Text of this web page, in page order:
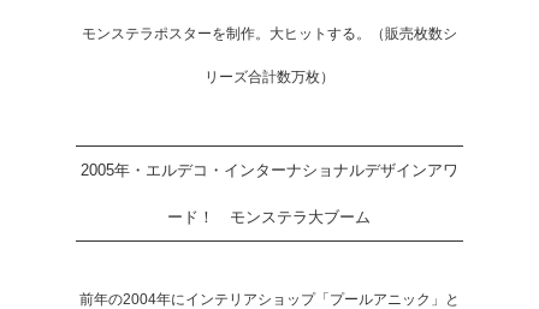
モンステラポスターを制作。大ヒットする。（販売枚数シ
リーズ合計数万枚）
2005年・エルデコ・インターナショナルデザインアワ
ード！ モンステラ大ブーム
前年の2004年にインテリアショップ「プールアニック」と